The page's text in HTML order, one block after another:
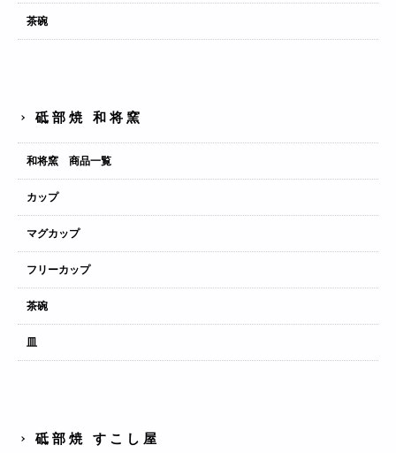
茶碗
砥部焼 和将窯
和将窯 商品一覧
カップ
マグカップ
フリーカップ
茶碗
皿
砥部焼 すこし屋